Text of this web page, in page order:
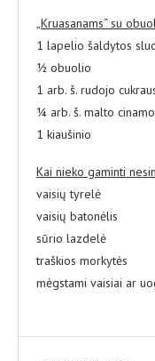
„Kruasanams“ su
1 lapelio šaldytos
½ obuolio
1 arb. š. rudojo
¼ arb. š. malto
1 kiaušinio
Kai nieko gaminti
vaisių tyrelė
vaisių batonėlis
sūrio lazdelė
traškios morkytės
mėgstami vaisiai ar